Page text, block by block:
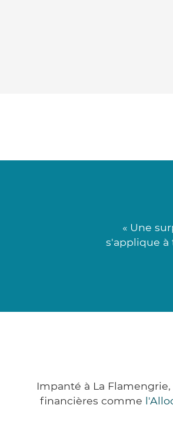
« Une
s'applique à
Impanté à La
financières comme